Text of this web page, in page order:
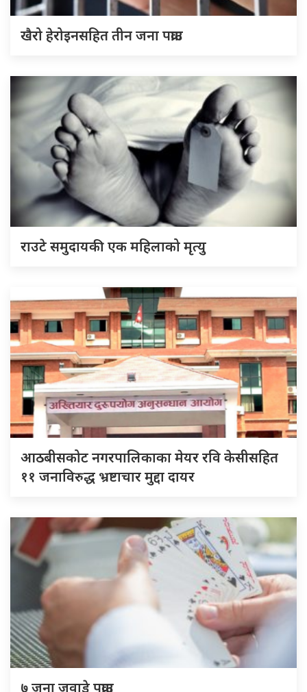
खैरो हेरोइनसहित तीन जना पक्राउ
राउटे समुदायकी एक महिलाको मृत्यु
आठबीसकोट नगरपालिकाका मेयर रवि केसीसहित
११ जनाविरुद्ध भ्रष्टाचार मुद्दा दायर
७ जना जुवाडे पक्राउ